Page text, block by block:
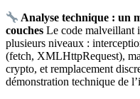
Analyse technique : un
couches Le code malveillant
plusieurs niveaux :
(fetch, XMLHttpRequest),
crypto, et remplacement
démonstration technique de